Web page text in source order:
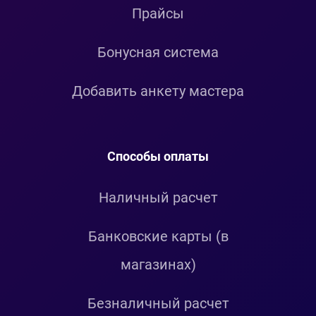
Прайсы
Бонусная система
Добавить анкету мастера
Способы оплаты
Наличный расчет
Банковские карты (в
магазинах)
Безналичный расчет